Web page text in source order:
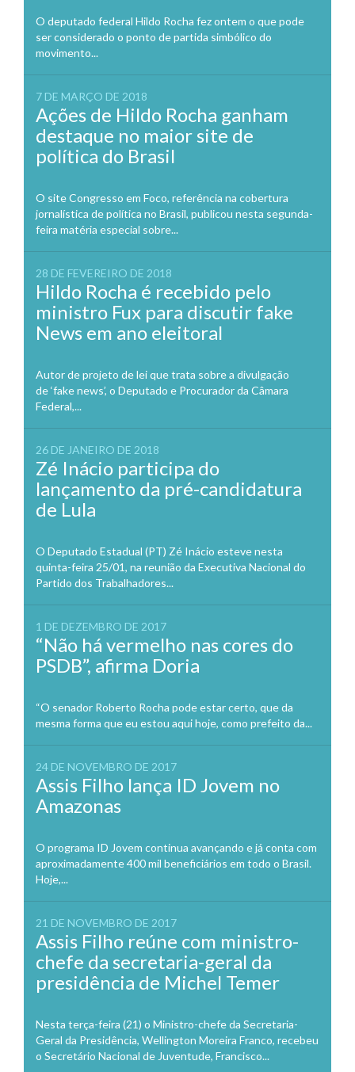
O deputado federal Hildo Rocha fez ontem o que pode
ser considerado o ponto de partida simbólico do
movimento...
7 DE MARÇO DE 2018
Ações de Hildo Rocha ganham
destaque no maior site de
política do Brasil
O site Congresso em Foco, referência na cobertura
jornalística de política no Brasil, publicou nesta segunda-
feira matéria especial sobre...
28 DE FEVEREIRO DE 2018
Hildo Rocha é recebido pelo
ministro Fux para discutir fake
News em ano eleitoral
Autor de projeto de lei que trata sobre a divulgação
de ‘fake news’, o Deputado e Procurador da Câmara
Federal,...
26 DE JANEIRO DE 2018
Zé Inácio participa do
lançamento da pré-candidatura
de Lula
O Deputado Estadual (PT) Zé Inácio esteve nesta
quinta-feira 25/01, na reunião da Executiva Nacional do
Partido dos Trabalhadores...
1 DE DEZEMBRO DE 2017
“Não há vermelho nas cores do
PSDB”, afirma Doria
“O senador Roberto Rocha pode estar certo, que da
mesma forma que eu estou aqui hoje, como prefeito da...
24 DE NOVEMBRO DE 2017
Assis Filho lança ID Jovem no
Amazonas
O programa ID Jovem continua avançando e já conta com
aproximadamente 400 mil beneficiários em todo o Brasil.
Hoje,...
21 DE NOVEMBRO DE 2017
Assis Filho reúne com ministro-
chefe da secretaria-geral da
presidência de Michel Temer
Nesta terça-feira (21) o Ministro-chefe da Secretaria-
Geral da Presidência, Wellington Moreira Franco, recebeu
o Secretário Nacional de Juventude, Francisco...